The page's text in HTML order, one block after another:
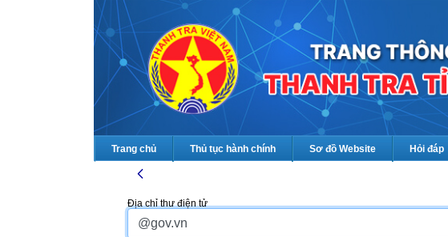
Trang chủ Thủ tục hành chính Sơ đồ Website Hỏi đáp
Địa chỉ thư điện tử